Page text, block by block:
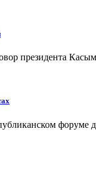
президента